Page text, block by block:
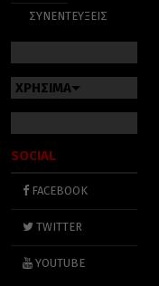
ΣΥΝΕΝΤΕΥΞΕΙΣ
ΧΡΗΣΙΜΑ
SOCIAL
FACEBOOK
TWITTER
YOUTUBE